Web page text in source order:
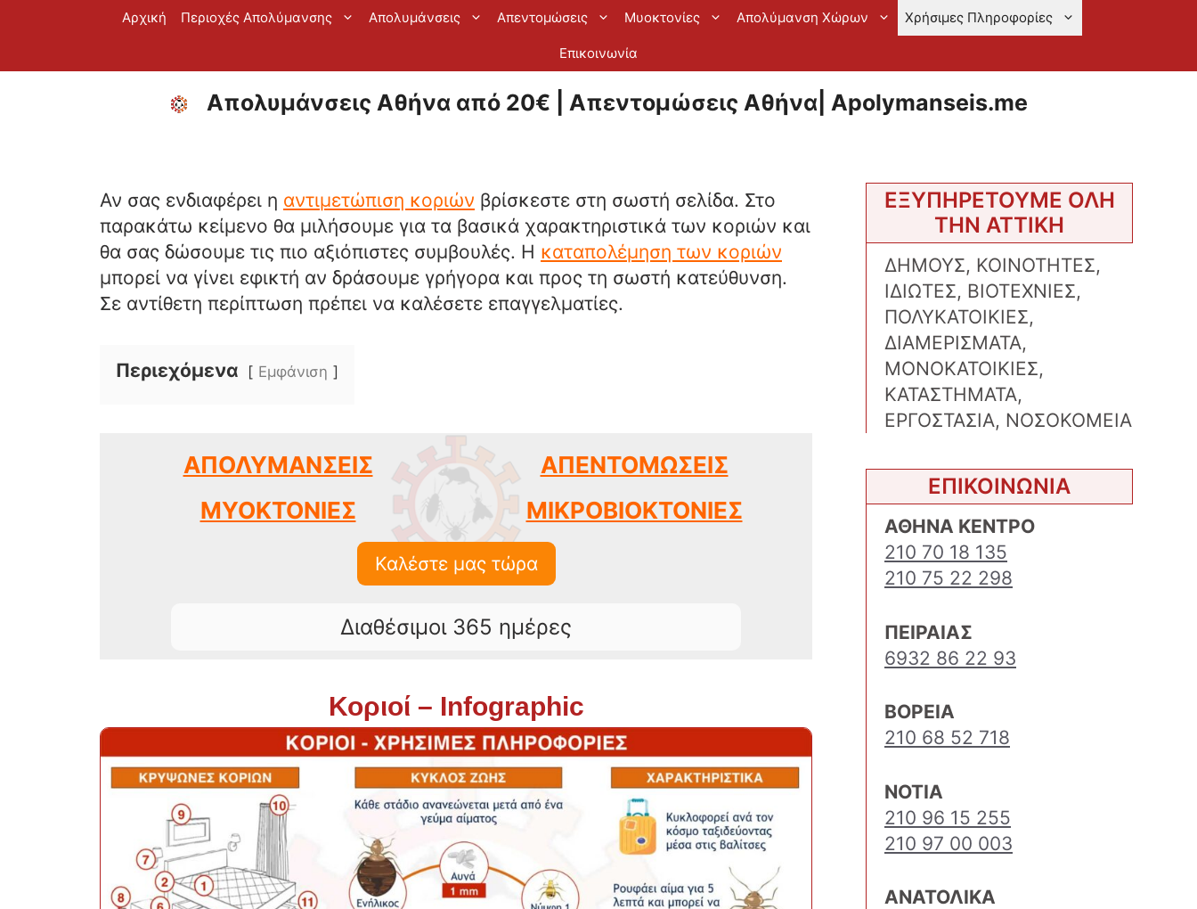
Αρχική Περιοχές Απολύμανσης Απολυμάνσεις Απεντομώσεις Μυοκτονίες Απολύμανση Χώρων Χρήσιμες Πληροφορίες
Επικοινωνία
Απολυμάνσεις Αθήνα από 20€ | Απεντομώσεις Αθήνα| Apolymanseis.me
Αν σας ενδιαφέρει η αντιμετώπιση κοριών βρίσκεστε στη σωστή σελίδα. Στο
παρακάτω κείμενο θα μιλήσουμε για τα βασικά χαρακτηριστικά των κοριών και
θα σας δώσουμε τις πιο αξιόπιστες συμβουλές. Η καταπολέμηση των κοριών
μπορεί να γίνει εφικτή αν δράσουμε γρήγορα και προς τη σωστή κατεύθυνση.
Σε αντίθετη περίπτωση πρέπει να καλέσετε επαγγελματίες.
Περιεχόμενα Εμφάνιση
ΑΠΟΛΥΜΑΝΣΕΙΣ
ΜΥΟΚΤΟΝΙΕΣ
ΑΠΕΝΤΟΜΩΣΕΙΣ
ΜΙΚΡΟΒΙΟΚΤΟΝΙΕΣ
Καλέστε μας τώρα
Διαθέσιμοι 365 ημέρες
Κοριοί – Infographic
ΕΞΥΠΗΡΕΤΟΥΜΕ ΟΛΗ
ΤΗΝ ΑΤΤΙΚΗ
ΔΗΜΟΥΣ, ΚΟΙΝΟΤΗΤΕΣ,
ΙΔΙΩΤΕΣ, ΒΙΟΤΕΧΝΙΕΣ,
ΠΟΛΥΚΑΤΟΙΚΙΕΣ,
ΔΙΑΜΕΡΙΣΜΑΤΑ,
ΜΟΝΟΚΑΤΟΙΚΙΕΣ,
ΚΑΤΑΣΤΗΜΑΤΑ,
ΕΡΓΟΣΤΑΣΙΑ, ΝΟΣΟΚΟΜΕΙΑ
ΕΠΙΚΟΙΝΩΝΙΑ
ΑΘΗΝΑ ΚΕΝΤΡΟ
210 70 18 135
210 75 22 298
ΠΕΙΡΑΙΑΣ
6932 86 22 93
ΒΟΡΕΙΑ
210 68 52 718
ΝΟΤΙΑ
210 96 15 255
210 97 00 003
ΑΝΑΤΟΛΙΚΑ